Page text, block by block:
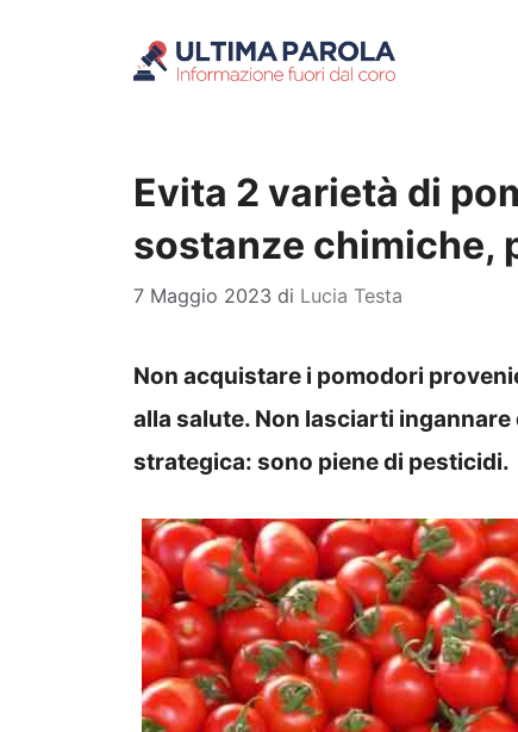
Evita 2 varietà di
sostanze chimiche,
7 Maggio 2023 di Lucia Testa
Non acquistare i pomodori
alla salute. Non lasciarti
strategica: sono piene di pesticidi.